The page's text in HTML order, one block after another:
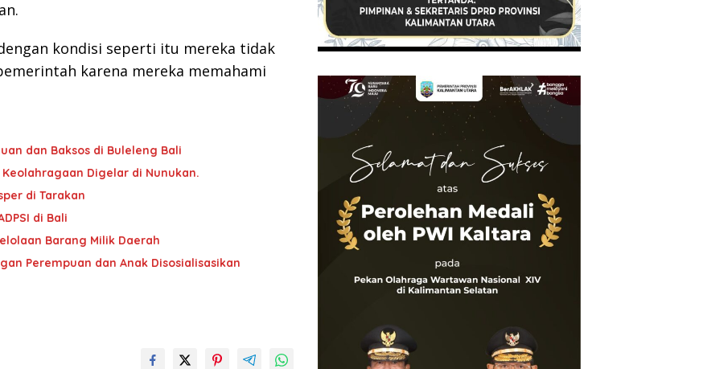
kondisi seperti itu mereka tidak
karena mereka memahami
dan Baksos di Buleleng Bali
Digelar di Nunukan.
di Tarakan
di Bali
Barang Milik Daerah
Perempuan dan Anak Disosialisasikan